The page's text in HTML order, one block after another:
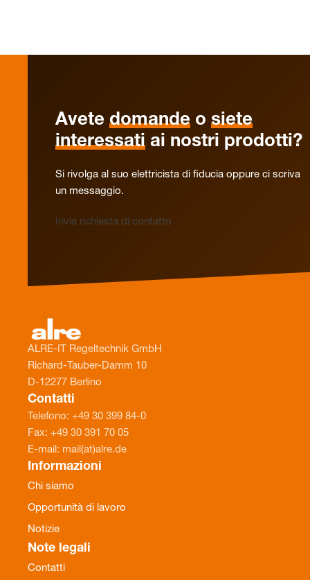
Avete domande o siete
interessati ai nostri prodotti?
Si rivolga al suo elettricista di fiducia oppure ci scriva
un messaggio.
Invia richiesta di contatto
ALRE-IT Regeltechnik GmbH
Richard-Tauber-Damm 10
D-12277 Berlino
Contatti
Telefono: +49 30 399 84-0
Fax: +49 30 391 70 05
E-mail: mail(at)alre.de
Informazioni
Chi siamo
Opportunità di lavoro
Notizie
Note legali
Contatti